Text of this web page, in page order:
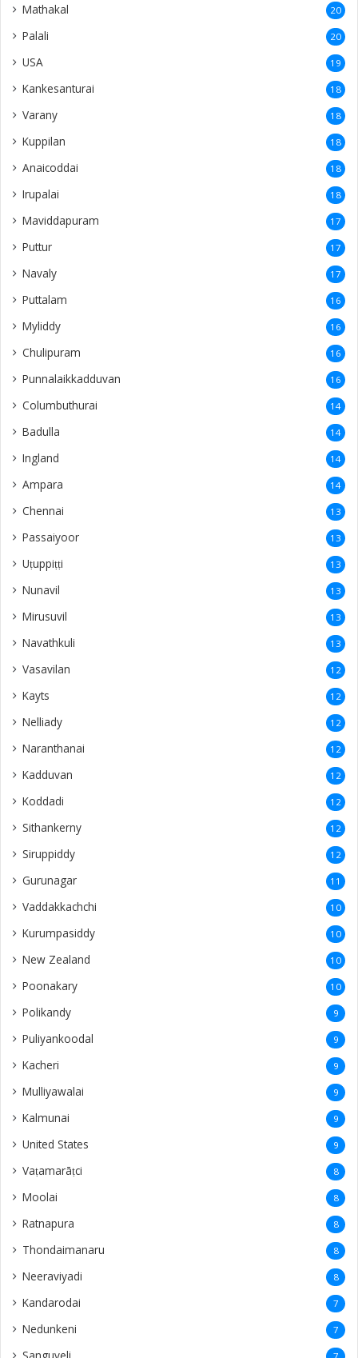
Mathakal 20
Palali 20
USA 19
Kankesanturai 18
Varany 18
Kuppilan 18
Anaicoddai 18
Irupalai 18
Maviddapuram 17
Puttur 17
Navaly 17
Puttalam 16
Myliddy 16
Chulipuram 16
Punnalaikkadduvan 16
Columbuthurai 14
Badulla 14
Ingland 14
Ampara 14
Chennai 13
Passaiyoor 13
Uṭuppiṭṭi 13
Nunavil 13
Mirusuvil 13
Navathkuli 13
Vasavilan 12
Kayts 12
Nelliady 12
Naranthanai 12
Kadduvan 12
Koddadi 12
Sithankerny 12
Siruppiddy 12
Gurunagar 11
Vaddakkachchi 10
Kurumpasiddy 10
New Zealand 10
Poonakary 10
Polikandy 9
Puliyankoodal 9
Kacheri 9
Mulliyawalai 9
Kalmunai 9
United States 9
Vaṭamarāṭci 8
Moolai 8
Ratnapura 8
Thondaimanaru 8
Neeraviyadi 8
Kandarodai 7
Nedunkeni 7
Sanguveli